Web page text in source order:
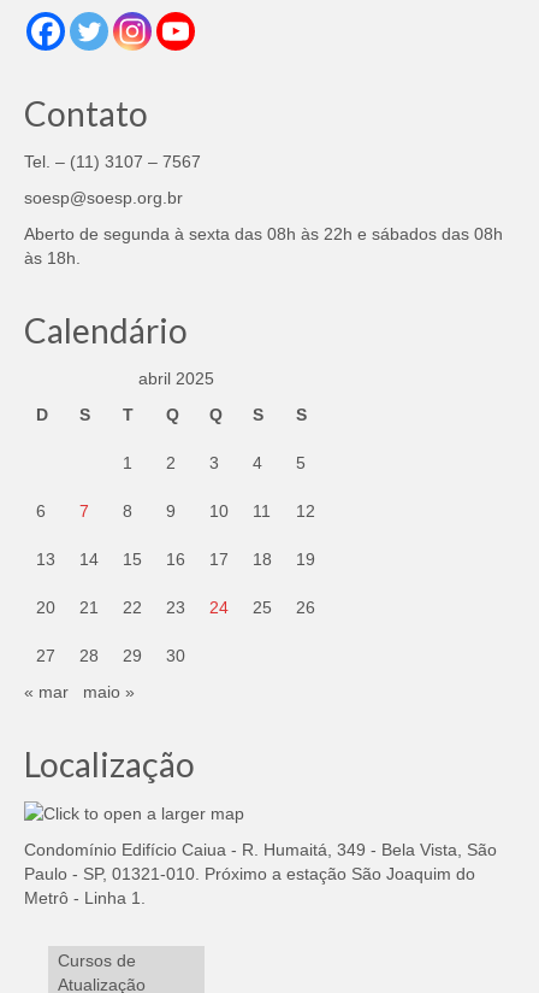
Contato
Tel. – (11) 3107 – 7567
soesp@soesp.org.br
Aberto de segunda à sexta das 08h às 22h e sábados das 08h
às 18h.
Calendário
abril 2025
D
S T Q Q S S
1 2 3 4 5
6 7 8 9 10 11 12
13 14 15 16 17 18 19
20 21 22 23 24 25 26
27 28 29
30
« mar
maio »
Localização
Condomínio Edifício Caiua - R. Humaitá, 349 - Bela Vista, São
Paulo - SP, 01321-010. Próximo a estação São Joaquim do
Metrô - Linha 1.
Cursos de
Atualização